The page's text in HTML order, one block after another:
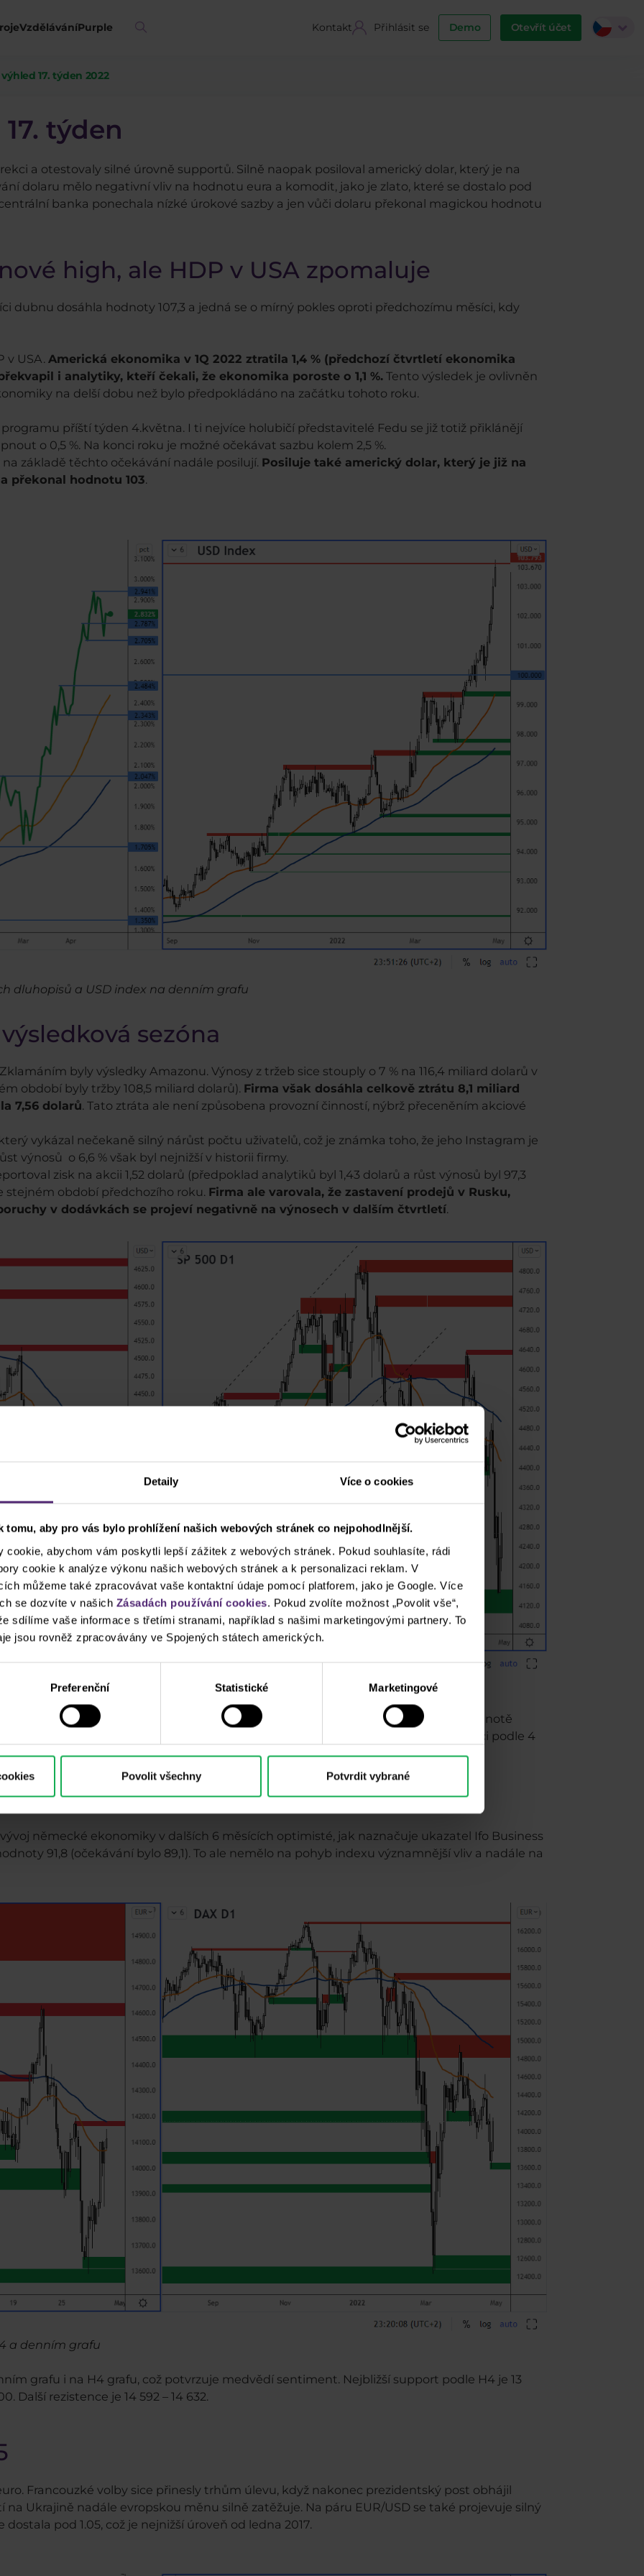
Detaily Více o cookies
tomu, aby pro vás bylo prohlížení našich webových stránek co nejpohodlnější.
cookie, abychom vám poskytli lepší zážitek z webových stránek. Pokud souhlasíte, rádi
cookie k analýze výkonu našich webových stránek a k personalizaci reklam. V
můžeme také zpracovávat vaše kontaktní údaje pomocí platforem, jako je Google. Více
se dozvíte v našich Zásadách používání cookies. Pokud zvolíte možnost „Povolit vše“,
sdílíme vaše informace s třetími stranami, například s našimi marketingovými partnery. To
jsou rovněž zpracovávány ve Spojených státech amerických.
Preferenční Statistické Marketingové
Povolit všechny Potvrdit vybrané
VzděláváníPurple Kontakt Přihlásit se Demo Otevřít účet
17. týden 2022
týden
a otestovaly silné úrovně supportů. Silně naopak posiloval americký dolar, který je na
dolaru mělo negativní vliv na hodnotu eura a komodit, jako je zlato, které se dostalo pod
banka ponechala nízké úrokové sazby a jen vůči dolaru překonal magickou hodnotu
high, ale HDP v USA zpomaluje
dubnu dosáhla hodnoty 107,3 a jedná se o mírný pokles oproti předchozímu měsíci, kdy
v USA. Americká ekonomika v 1Q 2022 ztratila 1,4 % (předchozí čtvrtletí ekonomika
i analytiky, kteří čekali, že ekonomika poroste o 1,1 %. Tento výsledek je ovlivněn
na delší dobu než bylo předpokládáno na začátku tohoto roku.
příští týden 4.května. I ti nejvíce holubičí představitelé Fedu se již totiž přiklánějí
o 0,5 %. Na konci roku je možné očekávat sazbu kolem 2,5 %.
základě těchto očekávání nadále posilují. Posiluje také americký dolar, který je již na
překonal hodnotu 103.
dluhopisů a USD index na denním grafu
sezóna
byly výsledky Amazonu. Výnosy z tržeb sice stouply o 7 % na 116,4 miliard dolarů v
období byly tržby 108,5 miliard dolarů). Firma však dosáhla celkově ztrátu 8,1 miliard
7,56 dolarů. Tato ztráta ale není způsobena provozní činností, nýbrž přeceněním akciové
vykázal nečekaně silný nárůst počtu uživatelů, což je známka toho, že jeho Instagram je
výnosů o 6,6 % však byl nejnižší v historii firmy.
zisk na akcii 1,52 dolarů (předpoklad analytiků byl 1,43 dolarů a růst výnosů byl 97,3
stejném období předchozího roku. Firma ale varovala, že zastavení prodejů v Rusku,
v dodávkách se projeví negativně na výnosech v dalším čtvrtletí.
index SP 500 se pohybuje v klesajícím trendu a v minulém týdnu se dostal k hodnotě
je u hodnoty 4 150. Od tohoto supportu se odrazil směrem nahoru k rezistenci podle 4
podle H4 grafu je 4 360 – 4 365. Silná rezistence je u hodnoty 4 500.
německé ekonomiky v dalších 6 měsících optimisté, jak naznačuje ukazatel Ifo Business
91,8 (očekávání bylo 89,1). To ale nemělo na pohyb indexu významnější vliv a nadále na
a denním grafu
grafu i na H4 grafu, což potvrzuje medvědí sentiment. Nejbližší support podle H4 je 13
Další rezistence je 14 592 – 14 632.
Francouzké volby sice přinesly trhům úlevu, když nakonec prezidentský post obhájil
Ukrajině nadále evropskou měnu silně zatěžuje. Na páru EUR/USD se také projevuje silný
pod 1.05, což je nejnižší úroveň od ledna 2017.